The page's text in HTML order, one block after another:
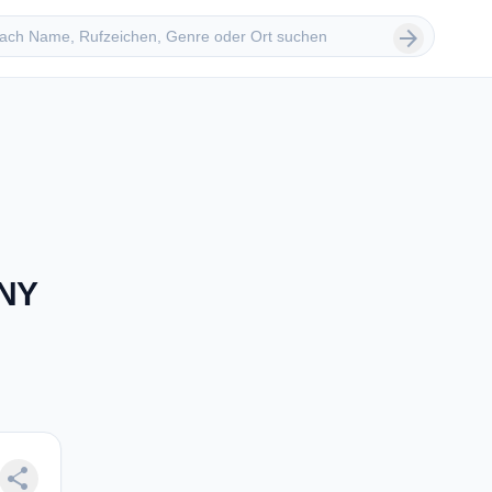
arrow_forward
share